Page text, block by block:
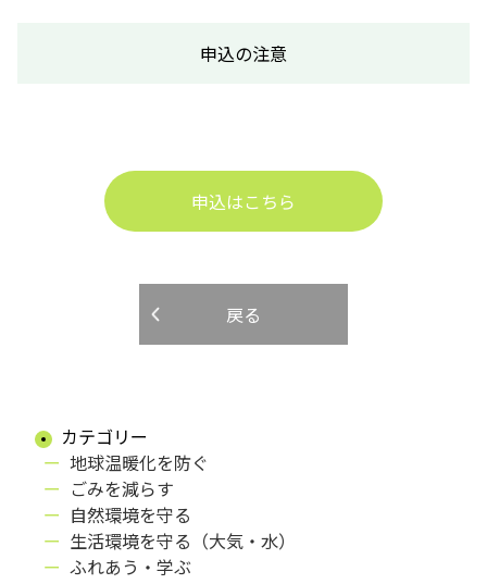
申込の注意
申込はこちら
戻る
カテゴリー
地球温暖化を防ぐ
ごみを減らす
自然環境を守る
生活環境を守る（大気・水）
ふれあう・学ぶ